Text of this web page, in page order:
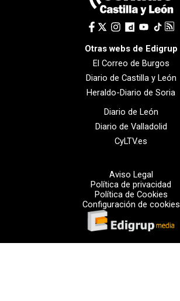
Otras webs de Edigrup
El Correo de Burgos
Diario de Castilla y León
Heraldo-Diario de Soria
Diario de León
Diario de Valladolid
CyLTV.es
Aviso Legal
Política de privacidad
Política de Cookies
Configuración de cookies